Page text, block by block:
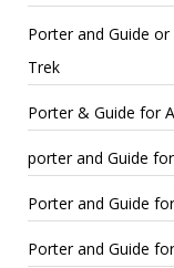
Porter and Guide
Trek
Porter & Guide for
porter and Guide
Porter and Guide
Porter and Guide